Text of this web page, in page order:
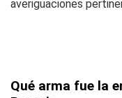
averiguaciones
Qué arma fue la